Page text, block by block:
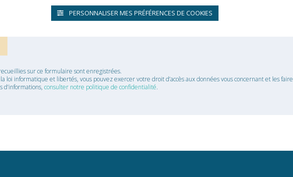
PERSONNALISER MES PRÉFÉRENCES DE COOKIES
sur ce formulaire sont enregistrées.
loi informatique et libertés, vous pouvez exercer votre droit d’accès aux données vous concernant et les faire
d’informations, consulter notre politique de confidentialité.